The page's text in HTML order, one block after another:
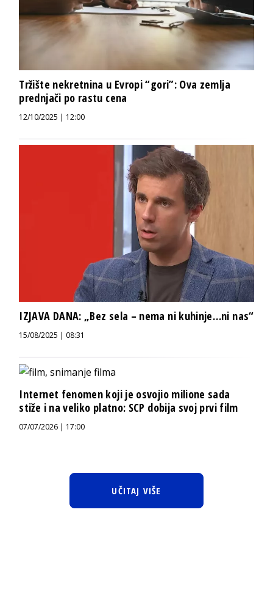
Tržište nekretnina u Evropi “gori”: Ova zemlja
prednjači po rastu cena
12/10/2025 | 12:00
IZJAVA DANA: „Bez sela – nema ni kuhinje…ni nas“
15/08/2025 | 08:31
Internet fenomen koji je osvojio milione sada
stiže i na veliko platno: SCP dobija svoj prvi film
07/07/2026 | 17:00
UČITAJ VIŠE